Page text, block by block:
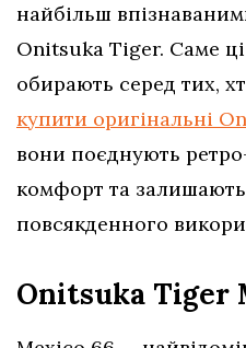
найбільш
Onitsuka Tiger. Саме
обирають серед тих,
купити оригінальні
вони поєднують ретро-
комфорт та
повсякденного
Onitsuka Tiger